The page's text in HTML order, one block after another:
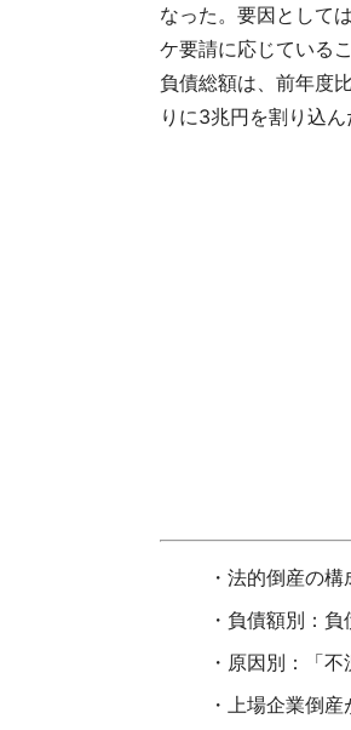
なった。要因として
ケ要請に応じている
負債総額は、前年度
りに3兆円を割り込
法的倒産の構
負債額別：
原因別：「不
上場企業倒産